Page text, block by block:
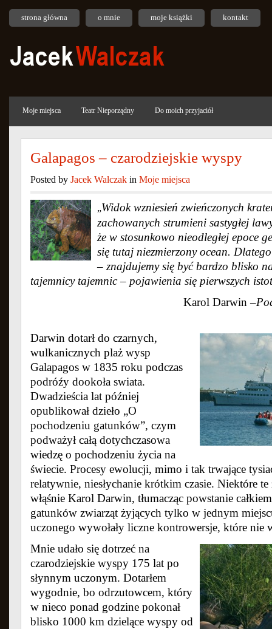
strona główna o mnie moje książki kontakt
Moje miejsca Teatr Nieporządny Do moich przyjaciół
Galapagos – czarodziejskie wyspy
Posted by Jacek Walczak in Moje miejsca
„Widok wzniesień zwieńczonych
zachowanych strumieni sastygłej
że w stosunkowo nieodległej epoce
się tutaj niezmierzony ocean.
– znajdujemy się być bardzo blisko
tajemnicy tajemnic – pojawienia się pierwszych
Karol Darwin –
Darwin dotarł do czarnych,
wulkanicznych plaż wysp
Galapagos w 1835 roku podczas
podróźy dookoła swiata.
Dwadzieścia lat później
opublikował dzieło „O
pochodzeniu gatunków”, czym
podważył całą dotychczasowa
wiedzę o pochodzeniu życia na
świecie. Procesy ewolucji, mimo i tak trwające
relatywnie, niesłychanie krótkim czasie. Niektóre
włąśnie Karol Darwin, tłumacząc powstanie
gatunków zwiarząt żyjących tylko w jednym
uczonego wywołały liczne kontrowersje, które nie
Mnie udało się dotrzeć na
czarodziejskie wyspy 175 lat po
słynnym uczonym. Dotarłem
wygodnie, bo odrzutowcem, który
w nieco ponad godzine pokonał
blisko 1000 km dzielące wyspy od